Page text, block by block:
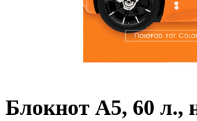
Блокнот А5, 60 л.,